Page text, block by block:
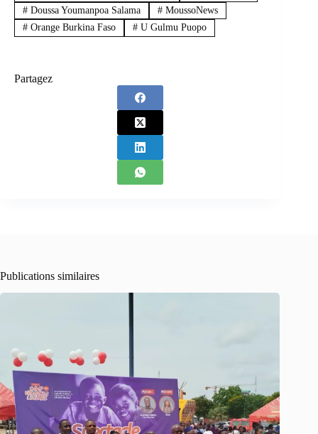
#Doussa Youmanpoa Salama #MoussoNews
#Orange Burkina Faso #U Gulmu Puopo
Partagez
Publications similaires